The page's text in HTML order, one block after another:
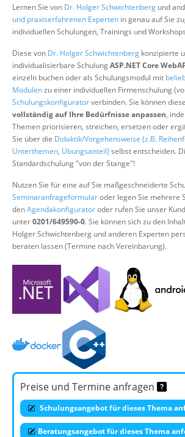
Lernen Sie von Dr. Holger Schwichtenberg und
und praxiserfahrenen Experten in genau auf Sie
individuellen Schulungen, Trainings und
Diese von Dr. Holger Schwichtenberg konzipierte
individualisierbare SchulungASP.NET Core
einzeln buchen oder als Schulungsmodul mit
Modulenzu einer individuellen Firmenschulung
Schulungskonfiguratorverbinden. Sie können
vollständig auf Ihre Bedürfnisse anpassen,
Themen priorisieren, streichen, ersetzen oder
Sie über die Didaktik/Vorgehensweise (z.B.
Unterthemen, Übungsanteil) selbst entscheiden.
Standardschulung "von der Stange"!
Nutzen Sie für eine auf Sie maßgeschneiderte
Seminaranfrageformularoder legen Sie mehrere
denAgendakonfiguratoroder rufen Sie unser
unter0201/649590-0. Sie können sich zu den
Holger Schwichtenberg und anderen Experten
beraten lassen (Termine nach Vereinbarung).
Preise und Termine anfragen
Schulungsangebot für dieses Thema
Beratungsangebot für dieses Thema